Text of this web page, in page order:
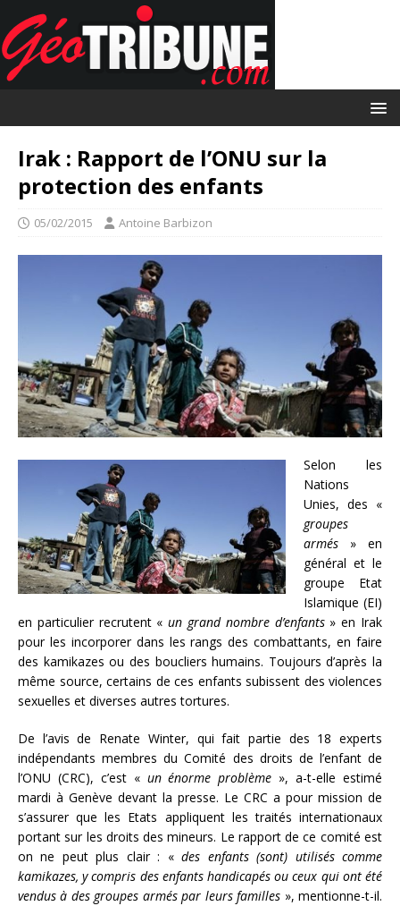
Irak : Rapport de l’ONU sur la
protection des enfants
05/02/2015 Antoine Barbizon
Selon les
Nations
Unies, des «
groupes
armés » en
général et le
groupe Etat
Islamique (EI)
en particulier recrutent «un grand nombre d’enfants» en Irak
pour les incorporer dans les rangs des combattants, en faire
des kamikazes ou des boucliers humains. Toujours d’après la
même source, certains de ces enfants subissent des violences
sexuelles et diverses autres tortures.
De l’avis de Renate Winter, qui fait partie des 18 experts
indépendants membres du Comité des droits de l’enfant de
l’ONU (CRC), c’est « un énorme problème », a-t-elle estimé
mardi à Genève devant la presse. Le CRC a pour mission de
s’assurer que les Etats appliquent les traités internationaux
portant sur les droits des mineurs. Le rapport de ce comité est
on ne peut plus clair : «des enfants (sont) utilisés comme
kamikazes, y compris des enfants handicapés ou ceux qui ont été
vendus à des groupes armés par leurs familles », mentionne-t-il.